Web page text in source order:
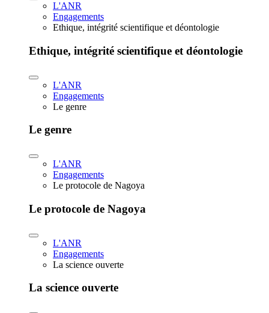
L'ANR
Engagements
Ethique, intégrité scientifique et déontologie
Ethique, intégrité scientifique et déontologie
L'ANR
Engagements
Le genre
Le genre
L'ANR
Engagements
Le protocole de Nagoya
Le protocole de Nagoya
L'ANR
Engagements
La science ouverte
La science ouverte